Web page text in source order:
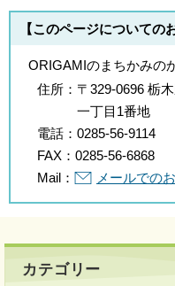
【このページについての
ORIGAMIのまちかみの
住所： 〒329-0696 栃
一丁目1番地
電話： 0285-56-9114
FAX： 0285-56-6868
Mail：
メールでの
カテゴリー